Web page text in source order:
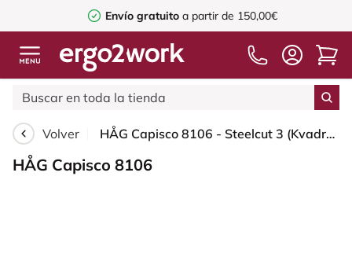
Envío gratuitoa partir de 150,00€
Volver HÅG Capisco 8106 - Steelcut 3 (Kvadrat) - Lana / Poliamida - STT190 - Black - Moss Grey - 265 mm (seat height 53-79cm) - Glides
HÅG Capisco 8106